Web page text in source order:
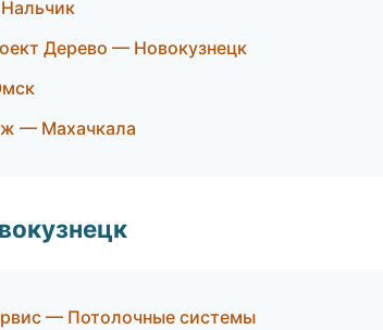
Дерево — Новокузнецк
— Махачкала
— Потолочные системы